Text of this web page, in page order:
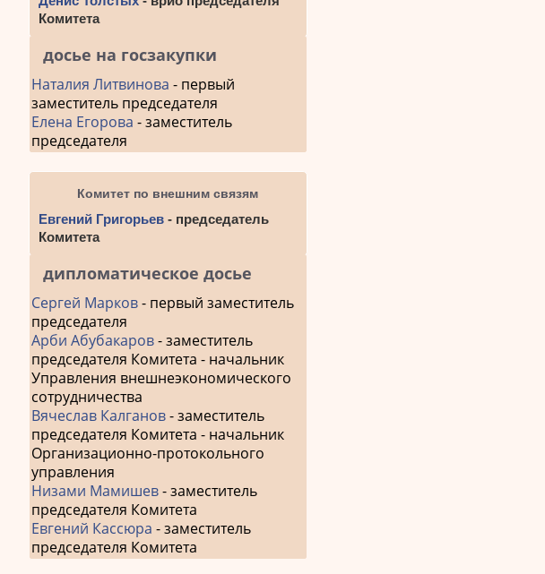
Комитета
досье на госзакупки
Наталия Литвинова - первый
заместитель председателя
Елена Егорова - заместитель
председателя
Комитет по внешним связям
Евгений Григорьев - председатель
Комитета
дипломатическое досье
Сергей Марков- первый заместитель
председателя
Арби Абубакаров- заместитель
председателя Комитета - начальник
Управления внешнеэкономического
сотрудничества
Вячеслав Калганов- заместитель
председателя Комитета - начальник
Организационно-протокольного
управления
Низами Мамишев- заместитель
председателя Комитета
Евгений Кассюра - заместитель
председателя Комитета